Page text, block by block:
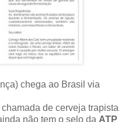
chega ao Brasil via
de cerveja trapista
não tem o selo da ATP